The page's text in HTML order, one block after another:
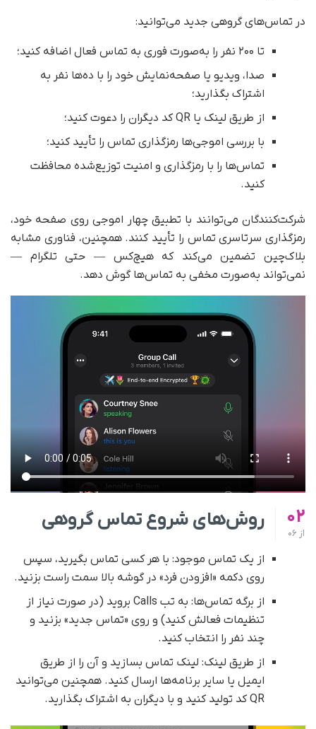
در تماس‌های گروهی جدید می‌توانید:
تا ۲۰۰ نفر را به‌صورت فوری به تماس فعال اضافه کنید؛
صدا، ویدیو یا صفحه‌نمایش خود را با ده‌ها نفر به
اشتراک بگذارید؛
از طریق لینک یا QR کد دیگران را دعوت کنید؛
با بررسی اموجی‌ها رمزگذاری تماس را تأیید کنید؛
تماس‌ها را با رمزگذاری و امنیت توزیع‌شده محافظت
کنید.
شرکت‌کنندگان می‌توانند با تطبیق چهار اموجی روی صفحه خود،
رمزگذاری سرتاسری تماس را تأیید کنند. همچنین، فناوری مشابه
بلاک‌چین تضمین می‌کند که هیچ‌کس — حتی تلگرام —
نمی‌تواند به‌صورت مخفی به تماس‌ها گوش دهد.
02
از
روش‌های شروع تماس گروهی
از یک تماس موجود: با هر کسی تماس بگیرید، سپس
روی دکمه «افزودن فرد» در گوشه بالا سمت راست بزنید.
از برگه تماس‌ها: به تب Calls بروید (در صورت نیاز از
تنظیمات فعالش کنید) و روی «تماس جدید» بزنید و
چند نفر را انتخاب کنید.
از طریق لینک: لینک تماس بسازید و آن را از طریق
ایمیل یا سایر برنامه‌ها ارسال کنید. همچنین می‌توانید
QR کد تولید کنید و با دیگران به اشتراک بگذارید.